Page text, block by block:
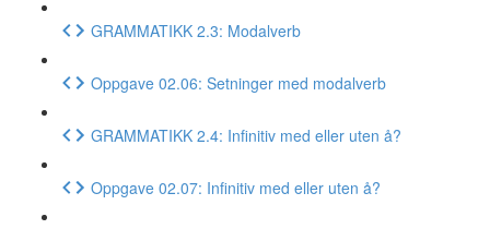
GRAMMATIKK 2.3: Modalverb
Oppgave 02.06: Setninger med modalverb
GRAMMATIKK 2.4: Infinitiv med eller uten å?
Oppgave 02.07: Infinitiv med eller uten å?